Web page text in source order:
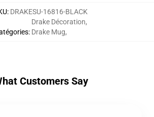
: DRAKESU-16816-BLACK
:
Drake Décoration,
Drake Mug,
Customers Say